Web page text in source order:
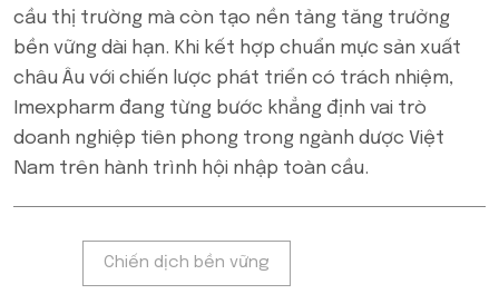
cầu thị trường mà còn tạo nền tảng tăng trưởng
bền vững dài hạn. Khi kết hợp chuẩn mực sản xuất
châu Âu với chiến lược phát triển có trách nhiệm,
Imexpharm đang từng bước khẳng định vai trò
doanh nghiệp tiên phong trong ngành dược Việt
Nam trên hành trình hội nhập toàn cầu.
Chiến dịch bền vững